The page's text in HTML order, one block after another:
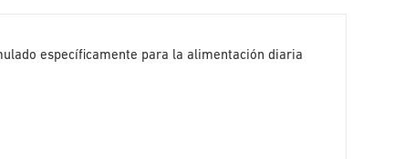
específicamente para la alimentación diaria